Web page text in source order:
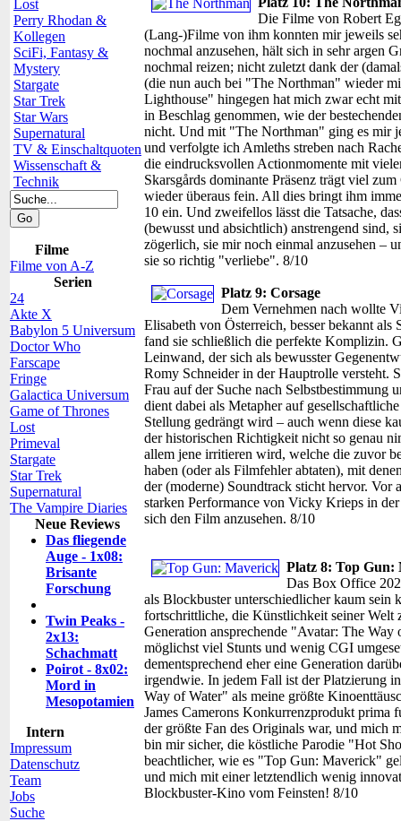
Lost
Perry Rhodan &
Kollegen
SciFi, Fantasy &
Mystery
Stargate
Star Trek
Star Wars
Supernatural
TV & Einschaltquoten
Wissenschaft &
Technik
Filme
Filme von A-Z
Serien
24
Akte X
Babylon 5 Universum
Doctor Who
Farscape
Fringe
Galactica Universum
Game of Thrones
Lost
Primeval
Stargate
Star Trek
Supernatural
The Vampire Diaries
Neue Reviews
Das fliegende
Auge - 1x08:
Brisante
Forschung
Twin Peaks -
2x13:
Schachmatt
Poirot - 8x02:
Mord in
Mesopotamien
Intern
Impressum
Datenschutz
Team
Jobs
Suche
Die Filme von Robert
(Lang-)Filme von ihm konnten mir jeweils
nochmal anzusehen, hält sich in sehr argen
nochmal reizen; nicht zuletzt dank der
(die nun auch bei "The Northman" wieder
Lighthouse" hingegen hat mich zwar echt
in Beschlag genommen, wie der
nicht. Und mit "The Northman" ging es mir
und verfolgte ich Amleths streben nach
die eindrucksvollen Actionmomente mit
Skarsgårds dominante Präsenz trägt viel
wieder überaus fein. All dies bringt ihm
10 ein. Und zweifellos lässt die Tatsache,
(bewusst und absichtlich) anstrengend sind,
zögerlich, sie mir noch einmal anzusehen –
sie so richtig "verliebe". 8/10
Platz 9: Corsage
Dem Vernehmen nach wollte
Elisabeth von Österreich, besser bekannt
fand sie schließlich die perfekte Komplizin.
Leinwand, der sich als bewusster
Romy Schneider in der Hauptrolle versteht.
Frau auf der Suche nach Selbstbestimmung
dient dabei als Metapher auf
Stellung gedrängt wird – auch wenn diese
der historischen Richtigkeit nicht so genau
allem jene irritieren wird, welche die zuvor
haben (oder als Filmfehler abtaten), mit
der (moderne) Soundtrack sticht hervor. Vor
starken Performance von Vicky Krieps in
sich den Film anzusehen. 8/10
Platz 8: Top Gun:
Das Box Office
als Blockbuster unterschiedlicher kaum sein
fortschrittliche, die Künstlichkeit seiner Welt
Generation ansprechende "Avatar: The
möglichst viel Stunts und wenig CGI
dementsprechend eher eine Generation
irgendwie. In jedem Fall ist der Platzierung
Way of Water" als meine größte
James Camerons Konkurrenzprodukt
der größte Fan des Originals war, und mich
bin mir sicher, die köstliche Parodie "Hot
beachtlicher, wie es "Top Gun: Maverick"
und mich mit einer letztendlich wenig
Blockbuster-Kino vom Feinsten! 8/10